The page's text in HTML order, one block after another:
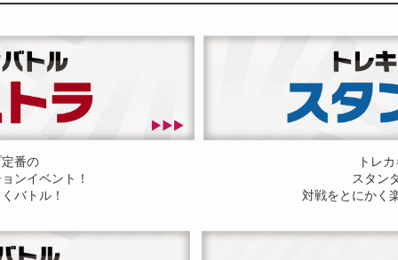
番の
ンイベント！
バトル！
トレ
スタン
対戦をとにかく